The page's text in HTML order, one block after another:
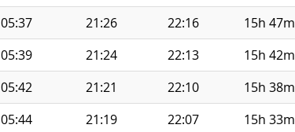
05:37 21:26 22:16
15h 47m
05:39 21:24 22:13
15h 42m
05:42 21:21 22:10
15h 38m
05:44 21:19 22:07
15h 33m